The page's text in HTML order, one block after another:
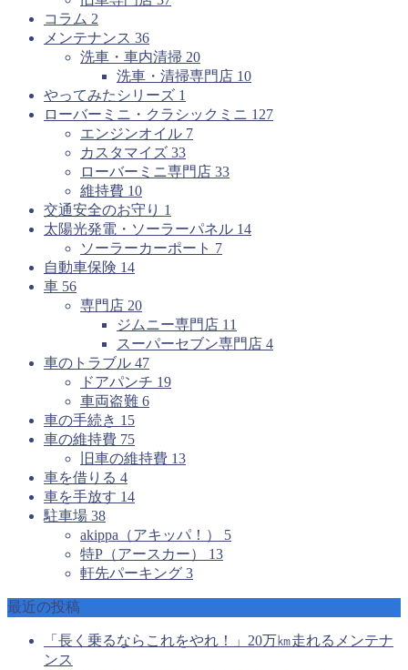
コラム 2
メンテナンス 36
洗車・車内清掃 20
洗車・清掃専門店 10
やってみたシリーズ 1
ローバーミニ・クラシックミニ 127
エンジンオイル 7
カスタマイズ 33
ローバーミニ専門店 33
維持費 10
交通安全のお守り 1
太陽光発電・ソーラーパネル 14
ソーラーカーポート 7
自動車保険 14
車 56
専門店 20
ジムニー専門店 11
スーパーセブン専門店 4
車のトラブル 47
ドアパンチ 19
車両盗難 6
車の手続き 15
車の維持費 75
旧車の維持費 13
車を借りる 4
車を手放す 14
駐車場 38
akippa（アキッパ！） 5
特P（アースカー） 13
軒先パーキング 3
最近の投稿
「長く乗るならこれをやれ！」20万㎞走れるメンテナ
ンス